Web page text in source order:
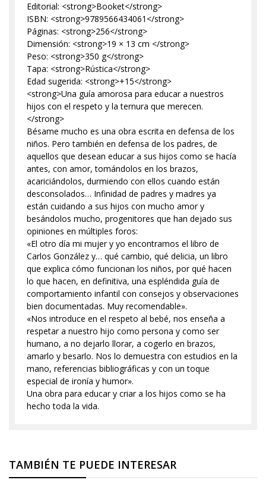
Editorial: <strong>Booket</strong>
ISBN: <strong>9789566434061</strong>
Páginas: <strong>256</strong>
Dimensión: <strong>19 × 13 cm </strong>
Peso: <strong>350 g</strong>
Tapa: <strong>Rústica</strong>
Edad sugerida: <strong>+15</strong>
<strong>Una guía amorosa para educar a nuestros
hijos con el respeto y la ternura que merecen.
</strong>
Bésame mucho es una obra escrita en defensa de los
niños. Pero también en defensa de los padres, de
aquellos que desean educar a sus hijos como se hacía
antes, con amor, tomándolos en los brazos,
acariciándolos, durmiendo con ellos cuando están
desconsolados… Infinidad de padres y madres ya
están cuidando a sus hijos con mucho amor y
besándolos mucho, progenitores que han dejado sus
opiniones en múltiples foros:
«El otro día mi mujer y yo encontramos el libro de
Carlos González y… qué cambio, qué delicia, un libro
que explica cómo funcionan los niños, por qué hacen
lo que hacen, en definitiva, una espléndida guía de
comportamiento infantil con consejos y observaciones
bien documentadas. Muy recomendable».
«Nos introduce en el respeto al bebé, nos enseña a
respetar a nuestro hijo como persona y como ser
humano, a no dejarlo llorar, a cogerlo en brazos,
amarlo y besarlo. Nos lo demuestra con estudios en la
mano, referencias bibliográficas y con un toque
especial de ironía y humor».
Una obra para educar y criar a los hijos como se ha
hecho toda la vida.
TAMBIÉN TE PUEDE INTERESAR